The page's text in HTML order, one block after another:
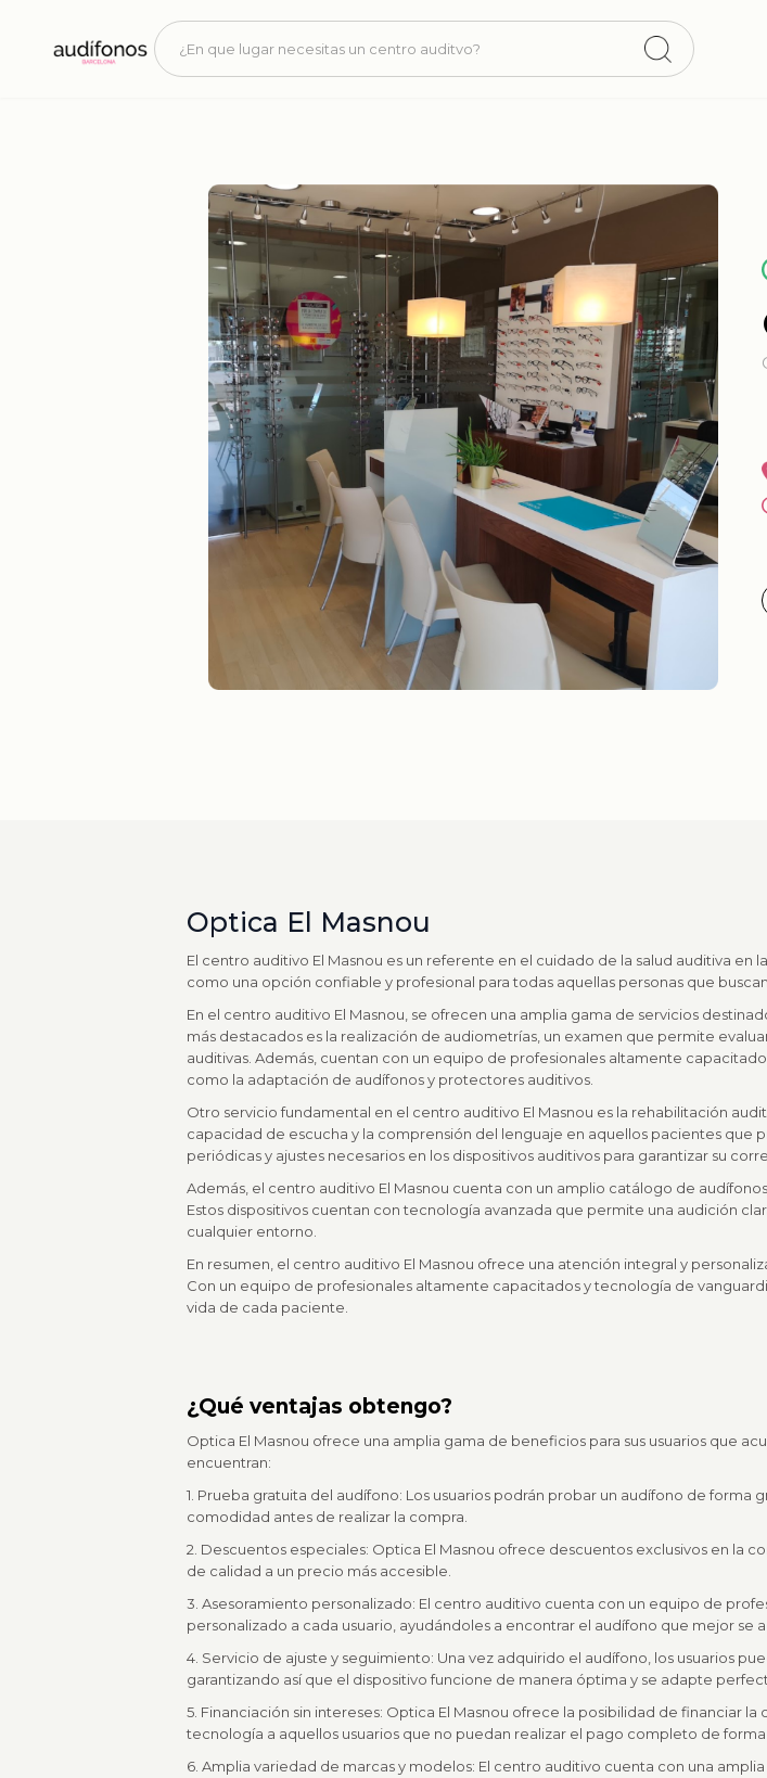
Optica El Masnou
El centro auditivo El Masnou es un referente en el cuidado de la salud auditiva en
como una opción confiable y profesional para todas aquellas personas que
En el centro auditivo El Masnou, se ofrecen una amplia gama de servicios
más destacados es la realización de audiometrías, un examen que permite
auditivas. Además, cuentan con un equipo de profesionales altamente
como la adaptación de audífonos y protectores auditivos.
Otro servicio fundamental en el centro auditivo El Masnou es la rehabilitación
capacidad de escucha y la comprensión del lenguaje en aquellos pacientes que
periódicas y ajustes necesarios en los dispositivos auditivos para garantizar su
Además, el centro auditivo El Masnou cuenta con un amplio catálogo de
Estos dispositivos cuentan con tecnología avanzada que permite una audición
cualquier entorno.
En resumen, el centro auditivo El Masnou ofrece una atención integral y
Con un equipo de profesionales altamente capacitados y tecnología de
vida de cada paciente.
¿Qué ventajas obtengo?
Optica El Masnou ofrece una amplia gama de beneficios para sus usuarios que
encuentran:
1. Prueba gratuita del audífono: Los usuarios podrán probar un audífono de
comodidad antes de realizar la compra.
2. Descuentos especiales: Optica El Masnou ofrece descuentos exclusivos en la
de calidad a un precio más accesible.
3. Asesoramiento personalizado: El centro auditivo cuenta con un equipo de
personalizado a cada usuario, ayudándoles a encontrar el audífono que mejor se
4. Servicio de ajuste y seguimiento: Una vez adquirido el audífono, los usuarios
garantizando así que el dispositivo funcione de manera óptima y se adapte
5. Financiación sin intereses: Optica El Masnou ofrece la posibilidad de financiar
tecnología a aquellos usuarios que no puedan realizar el pago completo de
6. Amplia variedad de marcas y modelos: El centro auditivo cuenta con una